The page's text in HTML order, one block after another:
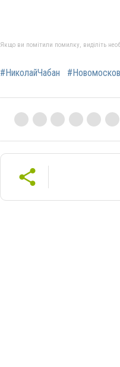
Якщо ви помітили помилку, виділіть
#НиколайЧабан